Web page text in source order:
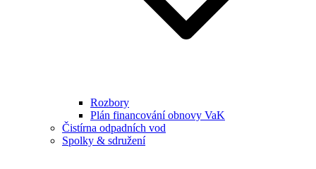
Rozbory
Plán financování obnovy VaK
Čistírna odpadních vod
Spolky & sdružení